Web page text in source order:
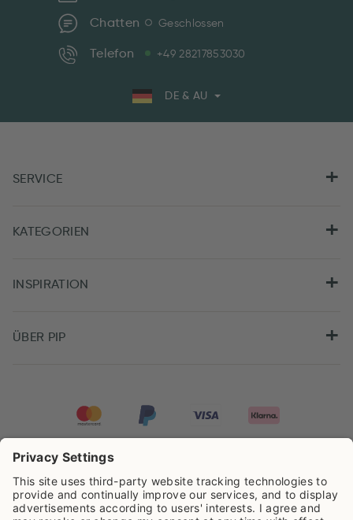
Chatten Geschlossen
Telefon +49 28217853030
DE & AU
SERVICE
KATEGORIEN
INSPIRATION
ÜBER PIP